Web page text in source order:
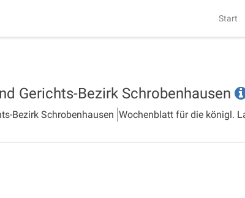
Start
Gerichts-Bezirk Schrobenhausen
Bezirk Schrobenhausen Wochenblatt für die königl.